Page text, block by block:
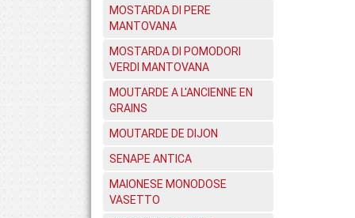
MOSTARDA DI PERE
MANTOVANA
MOSTARDA DI POMODORI
VERDI MANTOVANA
MOUTARDE A L'ANCIENNE EN
GRAINS
MOUTARDE DE DIJON
SENAPE ANTICA
MAIONESE MONODOSE
VASETTO